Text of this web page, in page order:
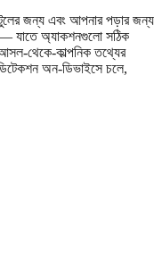
জন্য এবং আপনার পড়ার জন্য
— যাতে অ্যাকশনগুলো সঠিক
থেকে-কাল্পনিক তথ্যের
অন-ডিভাইসে চলে,